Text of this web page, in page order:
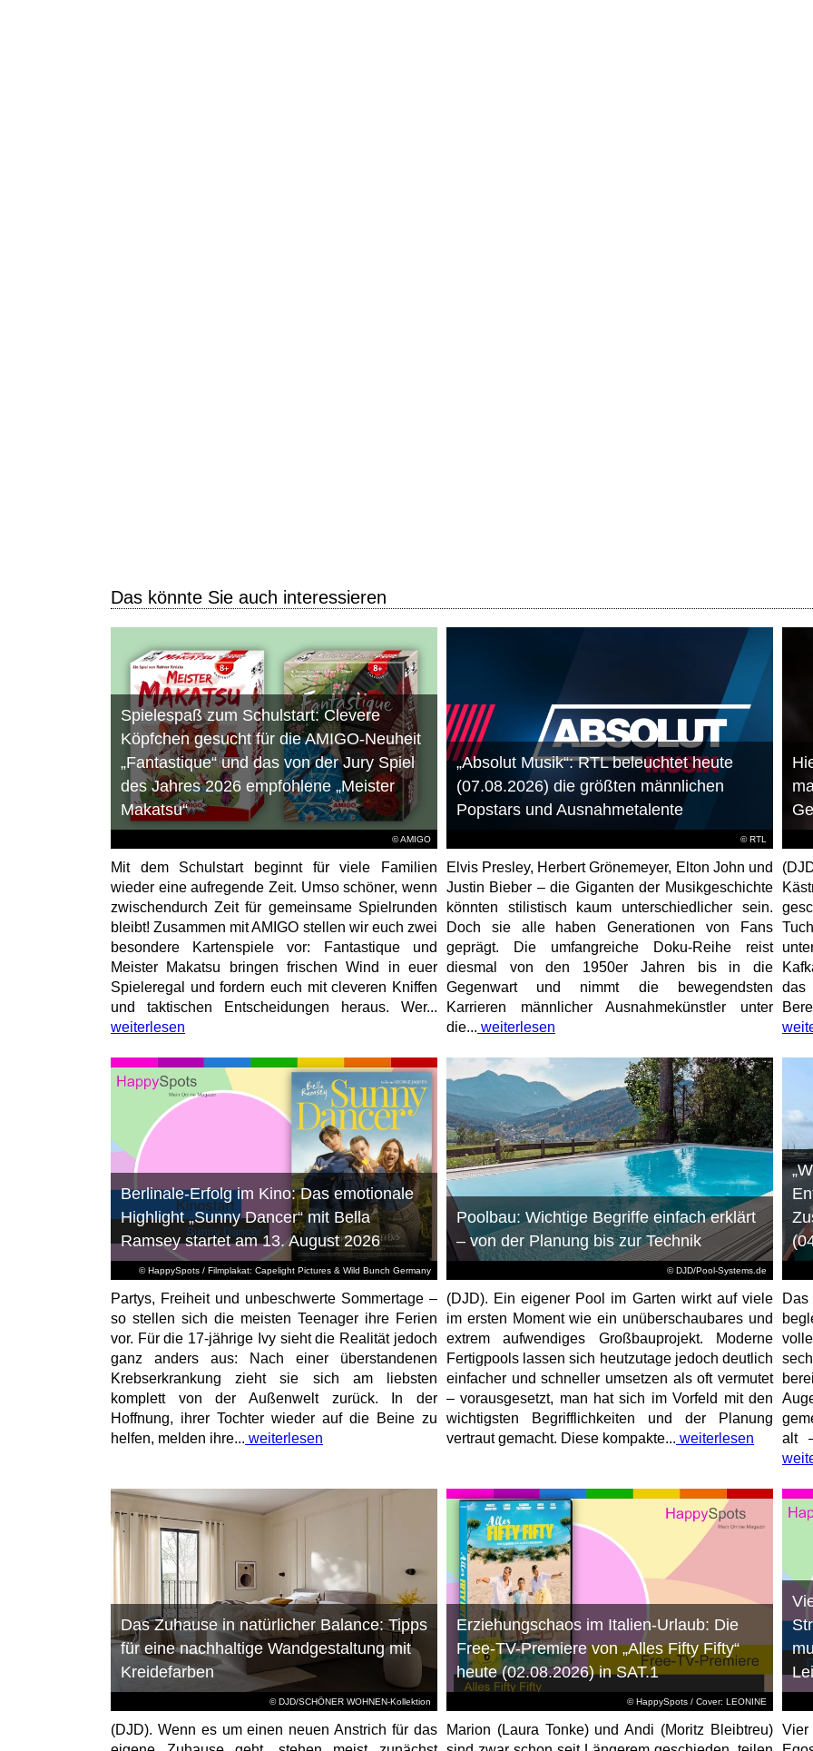
Das könnte Sie auch interessieren
© AMIGO
Spielespaß zum Schulstart: Clevere
Köpfchen gesucht für die AMIGO-Neuheit
„Fantastique“ und das von der Jury Spiel
des Jahres 2026 empfohlene „Meister
Makatsu“
Mit dem Schulstart beginnt für viele Familien
wieder eine aufregende Zeit. Umso schöner, wenn
zwischendurch Zeit für gemeinsame Spielrunden
bleibt! Zusammen mit AMIGO stellen wir euch zwei
besondere Kartenspiele vor: Fantastique und
Meister Makatsu bringen frischen Wind in euer
Spieleregal und fordern euch mit cleveren Kniffen
und taktischen Entscheidungen heraus. Wer...
weiterlesen
© RTL
„Absolut Musik“: RTL beleuchtet heute
(07.08.2026) die größten männlichen
Popstars und Ausnahmetalente
Elvis Presley, Herbert Grönemeyer, Elton John und
Justin Bieber – die Giganten der Musikgeschichte
könnten stilistisch kaum unterschiedlicher sein.
Doch sie alle haben Generationen von Fans
geprägt. Die umfangreiche Doku-Reihe reist
diesmal von den 1950er Jahren bis in die
Gegenwart und nimmt die bewegendsten
Karrieren männlicher Ausnahmekünstler unter
die... weiterlesen
das
© HappySpots / Filmplakat: Capelight Pictures & Wild Bunch Germany
Berlinale-Erfolg im Kino: Das emotionale
Highlight „Sunny Dancer“ mit Bella
Ramsey startet am 13. August 2026
Partys, Freiheit und unbeschwerte Sommertage –
so stellen sich die meisten Teenager ihre Ferien
vor. Für die 17-jährige Ivy sieht die Realität jedoch
ganz anders aus: Nach einer überstandenen
Krebserkrankung zieht sie sich am liebsten
komplett von der Außenwelt zurück. In der
Hoffnung, ihrer Tochter wieder auf die Beine zu
helfen, melden ihre... weiterlesen
© DJD/Pool-Systems.de
Poolbau: Wichtige Begriffe einfach erklärt
– von der Planung bis zur Technik
(DJD). Ein eigener Pool im Garten wirkt auf viele
im ersten Moment wie ein unüberschaubares und
extrem aufwendiges Großbauprojekt. Moderne
Fertigpools lassen sich heutzutage jedoch deutlich
einfacher und schneller umsetzen als oft vermutet
– vorausgesetzt, man hat sich im Vorfeld mit den
wichtigsten Begrifflichkeiten und der Planung
vertraut gemacht. Diese kompakte... weiterlesen
alt
© DJD/SCHÖNER WOHNEN-Kollektion
Das Zuhause in natürlicher Balance: Tipps
für eine nachhaltige Wandgestaltung mit
Kreidefarben
(DJD). Wenn es um einen neuen Anstrich für das
© HappySpots / Cover: LEONINE
Erziehungschaos im Italien-Urlaub: Die
Free-TV-Premiere von „Alles Fifty Fifty“
heute (02.08.2026) in SAT.1
Marion (Laura Tonke) und Andi (Moritz Bleibtreu)